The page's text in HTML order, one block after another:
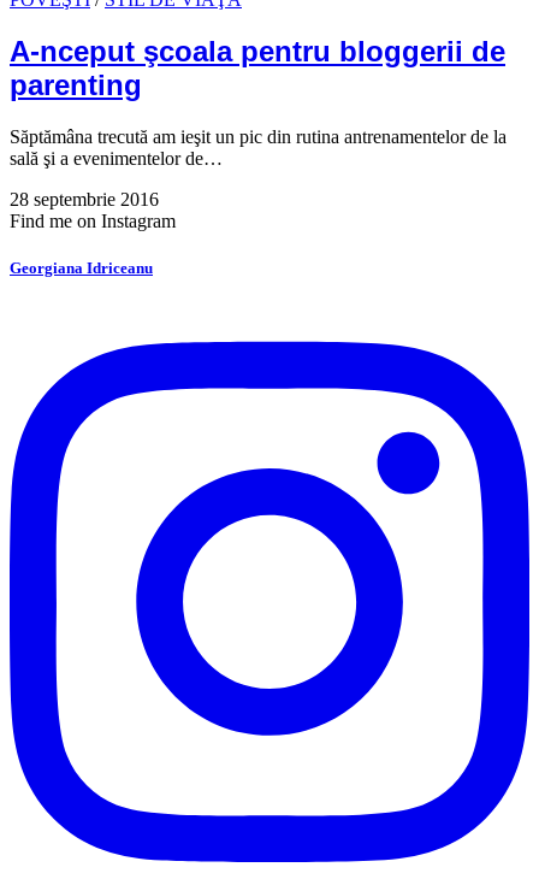
A-nceput şcoala pentru bloggerii de
parenting
Săptămâna trecută am ieşit un pic din rutina antrenamentelor de la
sală şi a evenimentelor de…
28 septembrie 2016
Find me on Instagram
Georgiana Idriceanu